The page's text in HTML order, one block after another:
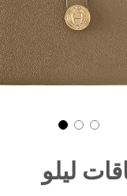
ليلو